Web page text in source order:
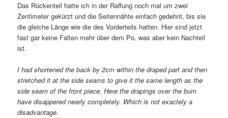
Das Rückenteil hatte ich in der Raffung noch mal um zwei
Zentimeter gekürzt und die Seitennähte einfach gedehnt, bis sie
die gleiche Länge wie die des Vorderteils hatten. Hier sind jetzt
fast gar keine Falten mehr über dem Po, was aber kein Nachteil
ist.
I had shortened the back by 2cm within the draped part and then
stretched it at the side seams to give it the same length as the
side seam of the front piece. Here the drapings over the bum
have disappered nearly completely. Which is not exactely a
disadvantage.